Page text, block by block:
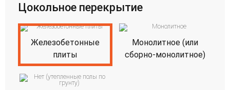
Цокольное перекрытие
Железобетонные
плиты
Монолитное (или
сборно-монолитное)